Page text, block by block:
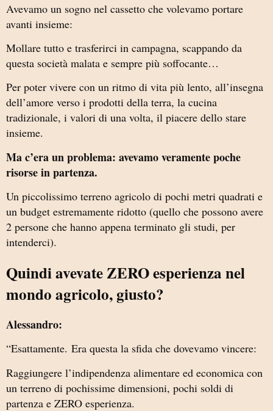
Avevamo un sogno nel cassetto che volevamo portare
avanti insieme:
Mollare tutto e trasferirci in campagna, scappando da
questa società malata e sempre più soffocante…
Per poter vivere con un ritmo di vita più lento, all’insegna
dell’amore verso i prodotti della terra, la cucina
tradizionale, i valori di una volta, il piacere dello stare
insieme.
Ma c’era un problema: avevamo veramente poche
risorse in partenza.
Un piccolissimo terreno agricolo di pochi metri quadrati e
un budget estremamente ridotto (quello che possono avere
2 persone che hanno appena terminato gli studi, per
intenderci).
Quindi avevate ZERO esperienza nel
mondo agricolo, giusto?
Alessandro:
“Esattamente. Era questa la sfida che dovevamo vincere:
Raggiungere l’indipendenza alimentare ed economica con
un terreno di pochissime dimensioni, pochi soldi di
partenza e ZERO esperienza.